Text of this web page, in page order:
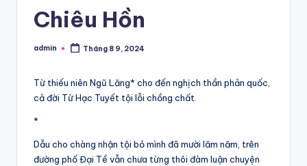
Chiêu Hồn
Posted
admin Tháng 8 9, 2024
Từ thiếu niên Ngũ Lăng* cho đến nghịch thần phản quốc,
cả đời Từ Hạc Tuyết tội lỗi chồng chất.
*
Dẫu cho chàng nhận tội bỏ mình đã mười lăm năm, trên
đường phố Đại Tề vẫn chưa từng thôi đàm luận chuyện